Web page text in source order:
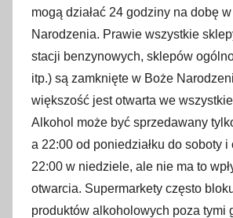
mogą działać 24 godziny na dobę
Narodzenia. Prawie wszystkie
stacji benzynowych, sklepów
itp.) są zamknięte w Boże
większość jest otwarta we
Alkohol może być sprzedawany
a 22:00 od poniedziałku do soboty i
22:00 w niedziele, ale nie ma to
otwarcia. Supermarkety często
produktów alkoholowych poza tymi